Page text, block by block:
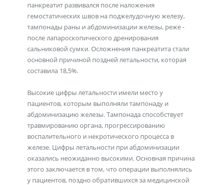
панкреатит развивался после наложения
гемостатических швов на поджелудочную железу,
тампонады раны и абдоминизации железы, реже -
после лапароскопического дренирования
сальниковой сумки. Осложнения панкреатита стали
основной причиной поздней летальности, которая
составила 18,5%.
Высокие цифры летальности имели место у
пациентов, которым выполняли тампонаду и
абдоминизацию железы. Тампонада способствует
травмированию органа, прогрессированию
воспалительного и некротического процесса в
железе. Цифры летальности при абдоминизации
оказались неожиданно высокими. Основная причина
этого заключается в том, что операции выполнялись
у пациентов, поздно обратившихся за медицинской